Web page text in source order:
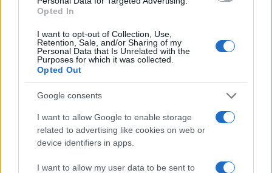
Opted In
I want to opt-out of Collection, Use,
Retention, Sale, and/or Sharing of my
Personal Data that Is Unrelated with the
Purposes for which it was collected.
Opted Out
Google consents
I want to allow Google to enable storage
related to advertising like cookies on web or
device identifiers in apps.
I want to allow my user data to be sent to
Protocolos de seguridad ocular y
consejos para fotografiar eclipses solares
Un eclipse solar es un espectáculo natural que…